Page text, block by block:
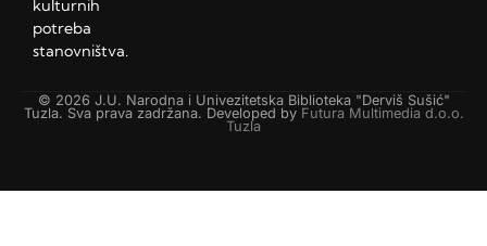
kulturnih
potreba
stanovništva.
© 2026 J.U. Narodna i Univezitetska Biblioteka "Derviš Sušić"
Tuzla. Sva prava zadržana. Developed by Futura Multimedia d.o.o.
Tuzla